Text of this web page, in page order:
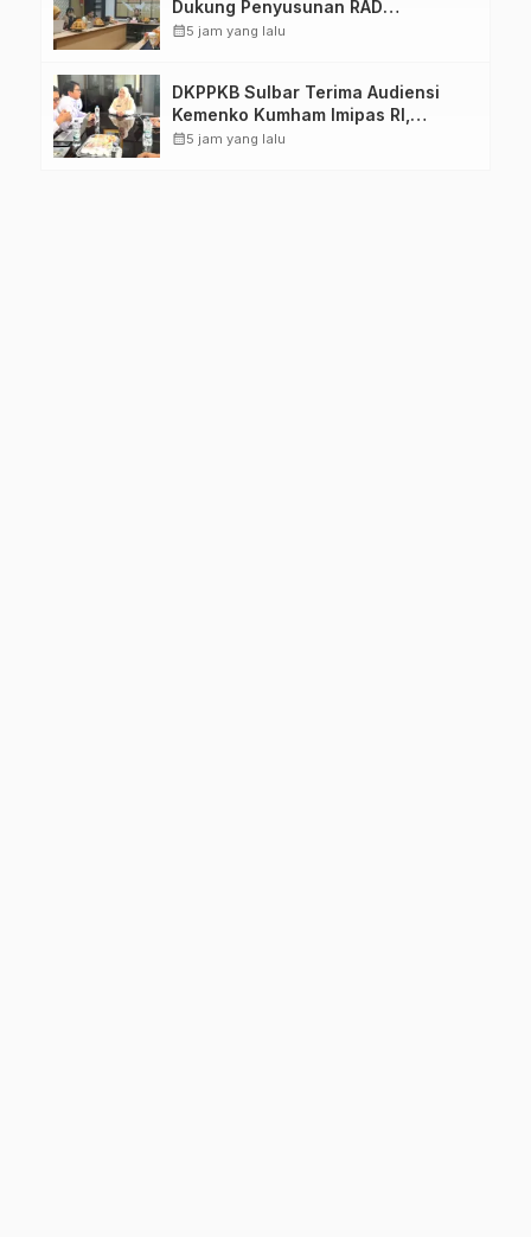
Dukung Penyusunan RAD
TPB/SDGs Sulawesi Barat
calendar_month5 jam yang lalu
DKPPKB Sulbar Terima Audiensi
Kemenko Kumham Imipas RI,
Perkuat Pelayanan Kesehatan bagi
calendar_month5 jam yang lalu